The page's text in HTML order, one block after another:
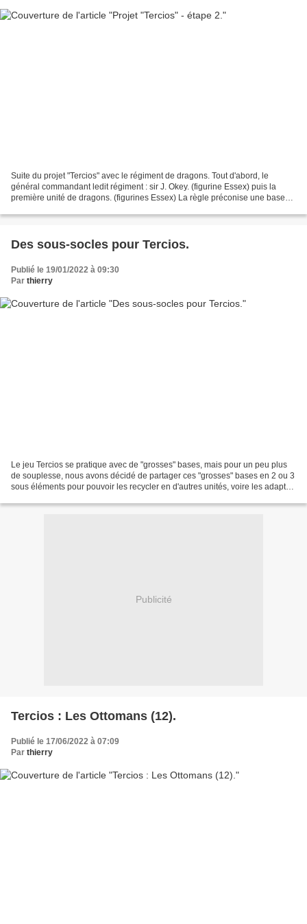
Suite du projet "Tercios" avec le régiment de dragons. Tout d'abord, le
général commandant ledit régiment : sir J. Okey. (figurine Essex) puis la
première unité de dragons. (figurines Essex) La règle préconise une base
Des sous-socles pour Tercios.
Publié le 19/01/2022 à 09:30
Par thierry
Le jeu Tercios se pratique avec de "grosses" bases, mais pour un peu plus
de souplesse, nous avons décidé de partager ces "grosses" bases en 2 ou 3
sous éléments pour pouvoir les recycler en d'autres unités, voire les adapter
Publicité
Tercios : Les Ottomans (12).
Publié le 17/06/2022 à 07:09
Par thierry